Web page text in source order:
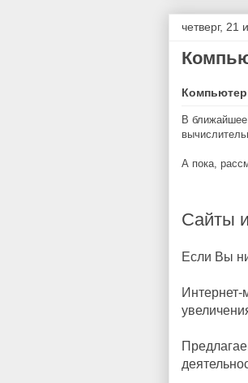
четверг, 21
В
А пока,
Сайты
Если Вы